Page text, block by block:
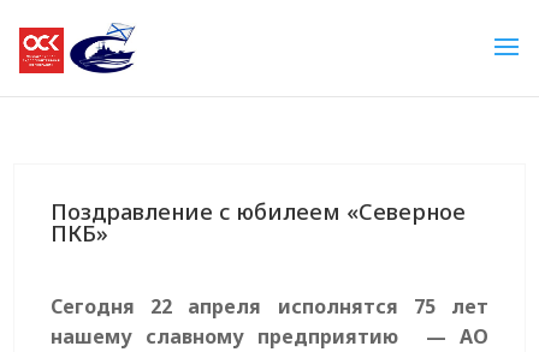
Поздравление с юбилеем «Северное
ПКБ»
Сегодня 22 апреля исполнятся 75 лет
нашему славному предприятию — АО